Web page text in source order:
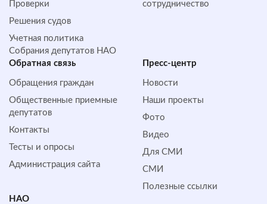
Проверки
Решения судов
Учетная политика
Собрания депутатов НАО
сотрудничество
Обратная cвязь
Обращения граждан
Общественные приемные
депутатов
Контакты
Тесты и опросы
Администрация сайта
Пресс-центр
Новости
Наши проекты
Фото
Видео
Для СМИ
СМИ
Полезные ссылки
НАО